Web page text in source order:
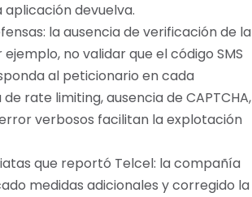
aplicación devuelva.
la ausencia de verificación de la
no validar que el código SMS
al peticionario en cada
rate limiting, ausencia de CAPTCHA,
verbosos facilitan la explotación
que reportó Telcel: la compañía
medidas adicionales y corregido la